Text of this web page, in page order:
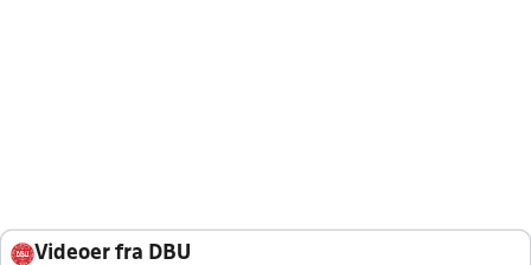
Videoer fra DBU